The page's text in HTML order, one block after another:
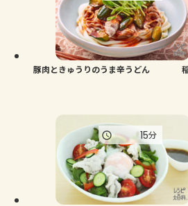
よくあるお問い合わせ
お買い物
豚肉ときゅうりのうま辛うどん
15分